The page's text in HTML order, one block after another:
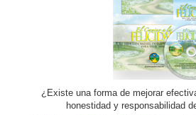
¿Existe una forma de mejorar
honestidad y responsabilidad